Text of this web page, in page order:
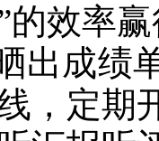
的效率
出成绩
，定期